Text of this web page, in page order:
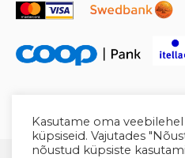
© 2026 Cool Crystal OÜ //
Kasutame oma veebilehel
küpsiseid. Vajutades
nõustud küpsiste